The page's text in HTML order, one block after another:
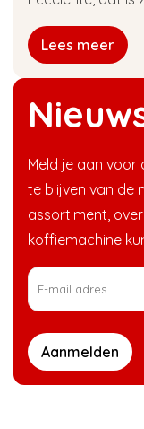
Meld je aan
te blijven van de
assortiment,
koffiemachine
Aanmelden
Lees meer